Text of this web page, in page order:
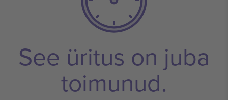
See üritus on juba
toimunud.